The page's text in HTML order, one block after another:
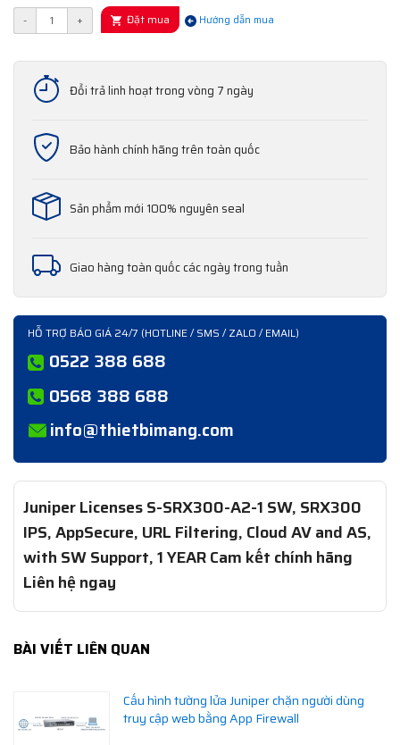
- + Đặt mua Hướng dẫn mua
Đổi trả linh hoạt trong vòng 7 ngày
Bảo hành chính hãng trên toàn quốc
Sản phẩm mới 100% nguyên seal
Giao hàng toàn quốc các ngày trong tuần
HỖ TRỢ BÁO GIÁ 24/7 (HOTLINE / SMS / ZALO / EMAIL)
0522 388 688
0568 388 688
info@thietbimang.com
Juniper Licenses S-SRX300-A2-1 SW, SRX300
IPS, AppSecure, URL Filtering, Cloud AV and AS,
with SW Support, 1 YEAR Cam kết chính hãng
Liên hệ ngay
BÀI VIẾT LIÊN QUAN
Cấu hình tường lửa Juniper chặn người dùng
truy cập web bằng App Firewall